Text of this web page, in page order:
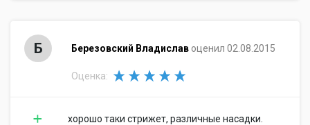
Б Березовский Владислав оценил 02.08.2015
Оценка:
хорошо таки стрижет, различные насадки.